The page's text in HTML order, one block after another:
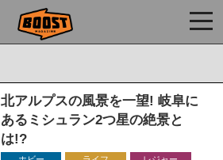
北アルプスの風景を一望! 岐阜に
あるミシュラン2つ星の絶景と
は!?